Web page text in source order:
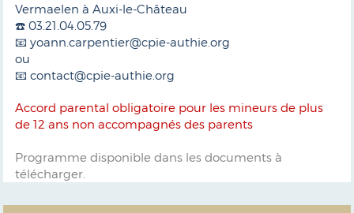
Vermaelen à Auxi-le-Château
☎️ 03.21.04.05.79
📧 yoann.carpentier@cpie-authie.org
ou
📧 contact@cpie-authie.org
Accord parental obligatoire pour les mineurs de plus
de 12 ans non accompagnés des parents
Programme disponible dans les documents à
télécharger.